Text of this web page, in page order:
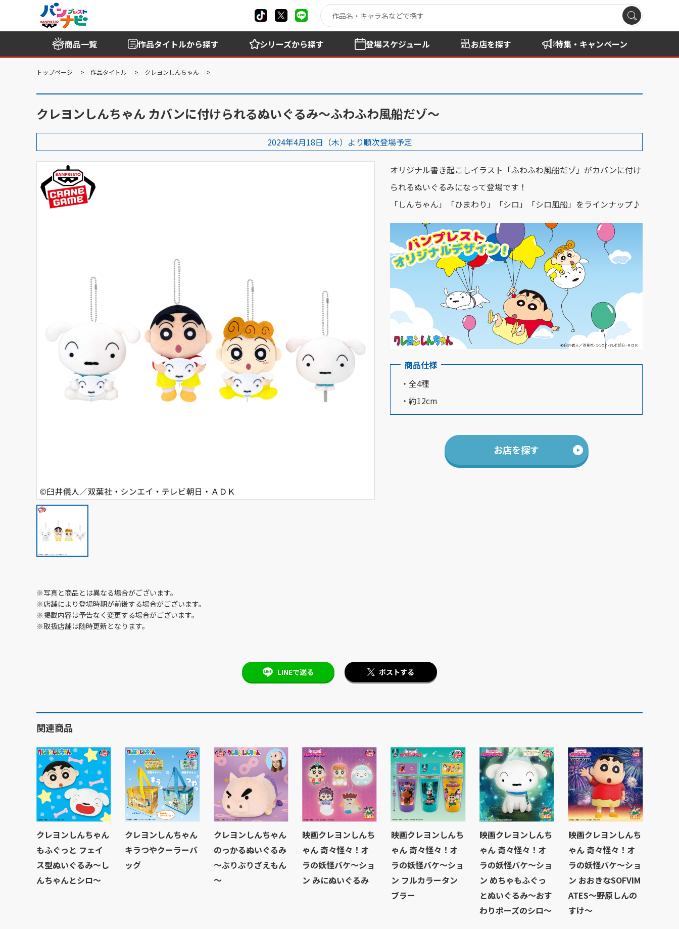
商品一覧 作品タイトルから探す シリーズから探す 登場スケジュール お店を探す 特集・キャンペーン
トップページ 作品タイトル クレヨンしんちゃん
クレヨンしんちゃん カバンに付けられるぬいぐるみ～ふわふわ風船だゾ～
2024年4月18日（木）より順次登場予定
オリジナル書き起こしイラスト「ふわふわ風船だゾ」がカバンに付け
られるぬいぐるみになって登場です！
「しんちゃん」「ひまわり」「シロ」「シロ風船」をラインナップ♪
商品仕様
・全4種
・約12cm
お店を探す
※写真と商品とは異なる場合がございます。
※店舗により登場時期が前後する場合がございます。
※掲載内容は予告なく変更する場合がございます。
※取扱店舗は随時更新となります。
LINEで送る ポストする
関連商品
クレヨンしんちゃん
もふぐっと フェイ
ス型ぬいぐるみ～し
んちゃんとシロ～
クレヨンしんちゃん
キラつやクーラーバ
ッグ
クレヨンしんちゃん
のっかるぬいぐるみ
～ぶりぶりざえもん
～
映画クレヨンしんち
ゃん 奇々怪々！オ
ラの妖怪バケ～ショ
ン みにぬいぐるみ
映画クレヨンしんち
ゃん 奇々怪々！オ
ラの妖怪バケ～ショ
ン フルカラータン
ブラー
映画クレヨンしんち
ゃん 奇々怪々！オ
ラの妖怪バケ～ショ
ン めちゃもふぐっ
とぬいぐるみ～おす
わりポーズのシロ～
映画クレヨンしんち
ゃん 奇々怪々！オ
ラの妖怪バケ～ショ
ン おおきなSOFVIM
ATES～野原しんの
すけ～